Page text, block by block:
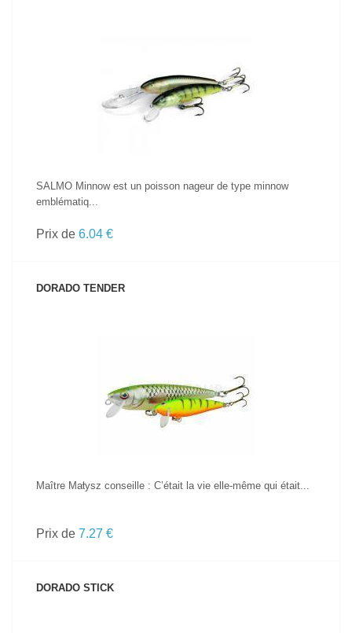
SALMO Minnow est un poisson nageur de type minnow
emblématiq...
Prix de 6.04 €
DORADO TENDER
Maître Małysz conseille : C’était la vie elle-même qui était...
Prix de 7.27 €
DORADO STICK